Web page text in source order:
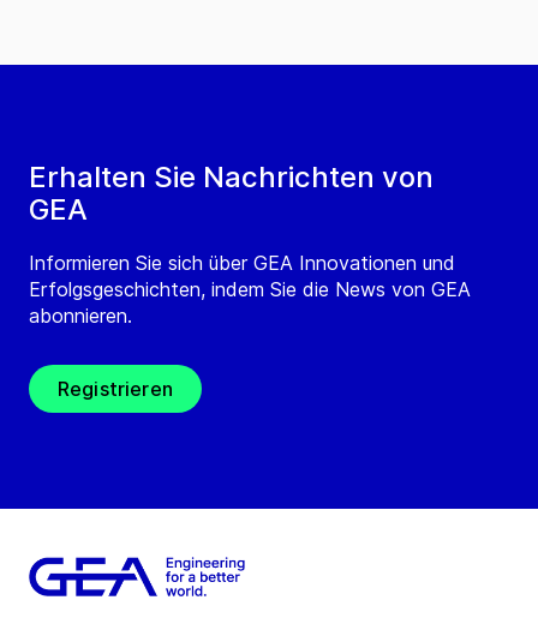
Erhalten Sie Nachrichten von
GEA
Informieren Sie sich über GEA Innovationen und
Erfolgsgeschichten, indem Sie die News von GEA
abonnieren.
Registrieren